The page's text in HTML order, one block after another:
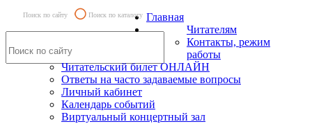
Поиск по сайту Поиск по каталогу Главная
Читателям
Контакты, режим
работы
Читательский билет ОНЛАЙН
Ответы на часто задаваемые вопросы
Личный кабинет
Календарь событий
Виртуальный концертный зал